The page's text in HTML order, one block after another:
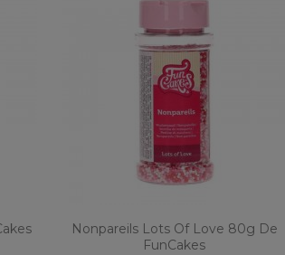
Nonpareils Lots Of Love 80g De
FunCakes